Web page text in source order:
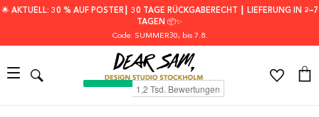
🌟 AKTUELL: 30 % AUF POSTER┃ 30 TAGE RÜCKGABERECHT ┃ LIEFERUNG IN 2–7
TAGEN 📦✨
Code: SUMMER30, bis 7.8.